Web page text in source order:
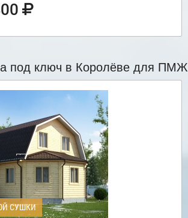
под ключ в Королёве для ПМЖ
СУШКИ